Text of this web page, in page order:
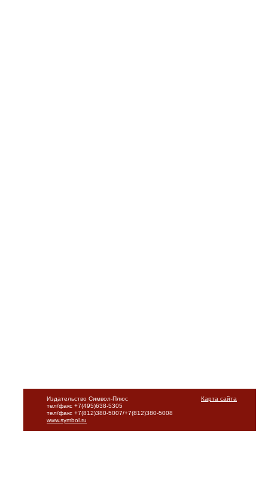
Карта сайта
Издательство Символ-Плюс
тел/факс +7(495)638-5305
тел/факс +7(812)380-5007/+7(812)380-5008
www.symbol.ru